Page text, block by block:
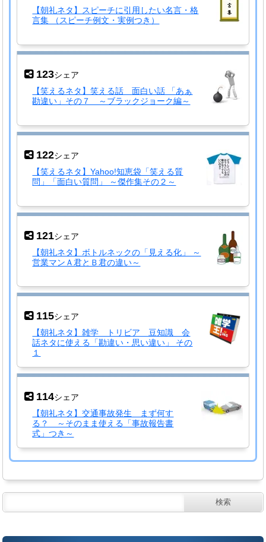
【朝礼ネタ】スピーチに引用したい名言・格
言集 （スピーチ例文・実例つき）
123シェア
【笑えるネタ】笑える話 面白い話 「あぁ
勘違い」その７ ～ブラックジョーク編～
122シェア
【笑えるネタ】Yahoo!知恵袋「笑える質
問」「面白い質問」 ～傑作集その２～
121シェア
【朝礼ネタ】ボトルネックの「見える化」 ～
営業マンＡ君とＢ君の違い～
115シェア
【朝礼ネタ】雑学 トリビア 豆知識 会
話ネタに使える「勘違い・思い違い」 その
１
114シェア
【朝礼ネタ】交通事故発生 まず何す
る？ ～そのまま使える「事故報告書
式」つき～